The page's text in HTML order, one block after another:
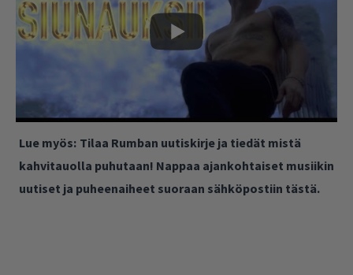
Lue myös: Tilaa Rumban uutiskirje ja tiedät mistä
kahvitauolla puhutaan! Nappaa ajankohtaiset musiikin
uutiset ja puheenaiheet suoraan sähköpostiin tästä.